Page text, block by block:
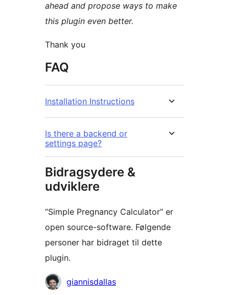
ahead and propose ways to make
this plugin even better.
Thank you
FAQ
Installation Instructions
Is there a backend or
settings page?
Bidragsydere &
udviklere
“Simple Pregnancy Calculator” er
open source-software. Følgende
personer har bidraget til dette
plugin.
Bidragsydere
giannisdallas